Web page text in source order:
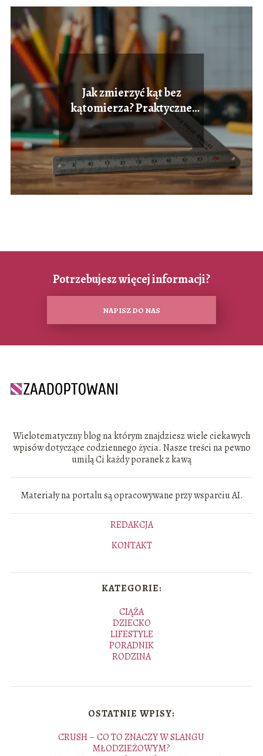
Jak zmierzyć kąt bez
kątomierza? Praktyczne
metody i wskazówki
Potrzebujesz więcej informacji?
NAPISZ DO NAS
Wielotematyczny blog na którym znajdziesz wiele ciekawych
wpisów dotyczące codziennego życia. Nasze treści na pewno
umilą Ci każdy poranek z kawą
Materiały na portalu są opracowywane przy wsparciu AI.
REDAKCJA
KONTAKT
KATEGORIE:
CIĄŻA
DZIECKO
LIFESTYLE
PORADNIK
RODZINA
OSTATNIE WPISY:
CRUSH – CO TO ZNACZY W SLANGU
MŁODZIEŻOWYM?